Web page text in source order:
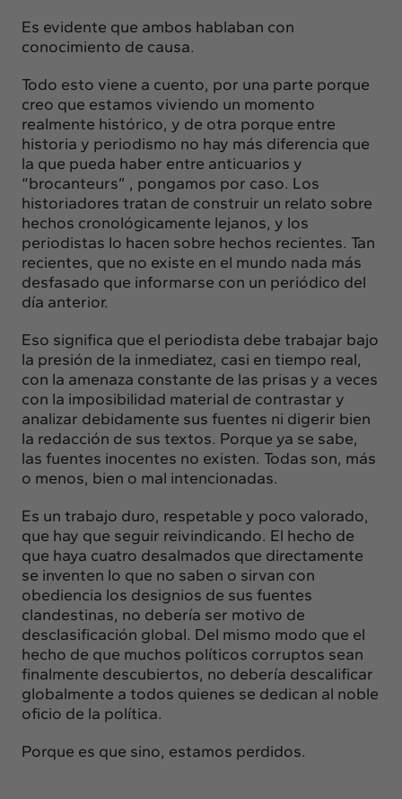
Es evidente que ambos hablaban con
conocimiento de causa.
Todo esto viene a cuento, por una parte porque
creo que estamos viviendo un momento
realmente histórico, y de otra porque entre
historia y periodismo no hay más diferencia que
la que pueda haber entre anticuarios y
“brocanteurs” , pongamos por caso. Los
historiadores tratan de construir un relato sobre
hechos cronológicamente lejanos, y los
periodistas lo hacen sobre hechos recientes. Tan
recientes, que no existe en el mundo nada más
desfasado que informarse con un periódico del
día anterior.
Eso significa que el periodista debe trabajar bajo
la presión de la inmediatez, casi en tiempo real,
con la amenaza constante de las prisas y a veces
con la imposibilidad material de contrastar y
analizar debidamente sus fuentes ni digerir bien
la redacción de sus textos. Porque ya se sabe,
las fuentes inocentes no existen. Todas son, más
o menos, bien o mal intencionadas.
Es un trabajo duro, respetable y poco valorado,
que hay que seguir reivindicando. El hecho de
que haya cuatro desalmados que directamente
se inventen lo que no saben o sirvan con
obediencia los designios de sus fuentes
clandestinas, no debería ser motivo de
desclasificación global. Del mismo modo que el
hecho de que muchos políticos corruptos sean
finalmente descubiertos, no debería descalificar
globalmente a todos quienes se dedican al noble
oficio de la política.
Porque es que sino, estamos perdidos.